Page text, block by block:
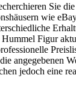
Sie
wie
Figur
angegebenen
jedoch eine